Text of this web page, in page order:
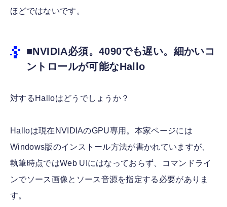
ほどではないです。
■NVIDIA必須。4090でも遅い。細かいコ
ントロールが可能なHallo
対するHalloはどうでしょうか？
Halloは現在NVIDIAのGPU専用。本家ページには
Windows版のインストール方法が書かれていますが、
執筆時点ではWeb UIにはなっておらず、コマンドライ
ンでソース画像とソース音源を指定する必要がありま
す。